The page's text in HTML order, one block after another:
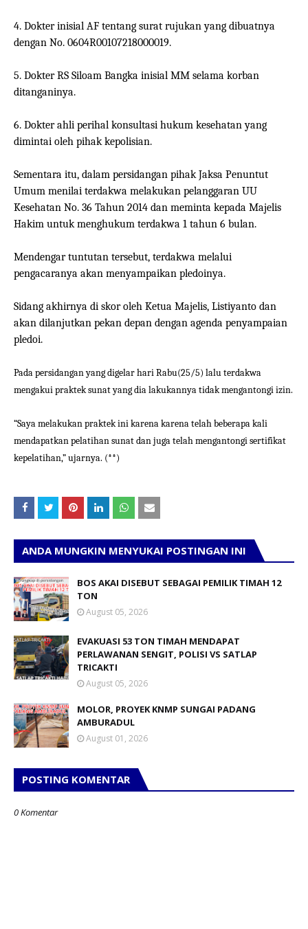
4. Dokter inisial AF tentang surat rujukan yang dibuatnya
dengan No. 0604R00107218000019.
5. Dokter RS Siloam Bangka inisial MM selama korban
ditanganinya.
6. Dokter ahli perihal konsultasi hukum kesehatan yang
dimintai oleh pihak kepolisian.
Sementara itu, dalam persidangan pihak Jaksa Penuntut
Umum menilai terdakwa melakukan pelanggaran UU
Kesehatan No. 36 Tahun 2014 dan meminta kepada Majelis
Hakim untuk menghukum terdakwa 1 tahun 6 bulan.
Mendengar tuntutan tersebut, terdakwa melalui
pengacaranya akan menyampaikan pledoinya.
Sidang akhirnya di skor oleh Ketua Majelis, Listiyanto dan
akan dilanjutkan pekan depan dengan agenda penyampaian
pledoi.
Pada persidangan yang digelar hari Rabu(25/5) lalu terdakwa
mengakui praktek sunat yang dia lakukannya tidak mengantongi izin.
“Saya melakukan praktek ini karena karena telah beberapa kali
mendapatkan pelatihan sunat dan juga telah mengantongi sertifikat
kepelatihan,” ujarnya. (**)
ANDA MUNGKIN MENYUKAI POSTINGAN INI
BOS AKAI DISEBUT SEBAGAI PEMILIK TIMAH 12
TON
August 05, 2026
EVAKUASI 53 TON TIMAH MENDAPAT
PERLAWANAN SENGIT, POLISI VS SATLAP
TRICAKTI
August 05, 2026
MOLOR, PROYEK KNMP SUNGAI PADANG
AMBURADUL
August 01, 2026
POSTING KOMENTAR
0 Komentar